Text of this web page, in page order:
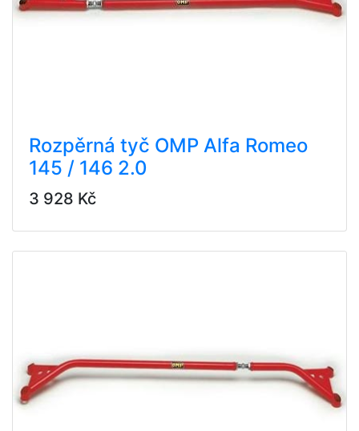
Rozpěrná tyč OMP Alfa Romeo
145 / 146 2.0
3 928 Kč